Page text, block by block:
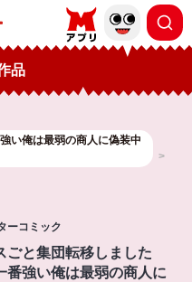
品
い俺は最弱の商人に偽装中
ーコミック
ごと集団転移しました
番強い俺は最弱の商人に